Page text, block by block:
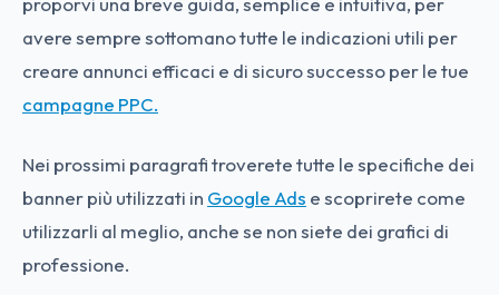
avere sempre sottomano tutte le indicazioni utili per
creare annunci efficaci e di sicuro successo per le tue
campagne PPC.
Nei prossimi paragrafi troverete tutte le specifiche dei
banner più utilizzati in Google Ads e scoprirete come
utilizzarli al meglio, anche se non siete dei grafici di
professione.